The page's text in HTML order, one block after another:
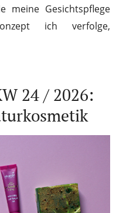
meine Gesichtspflege
ich verfolge,
24 / 2026: